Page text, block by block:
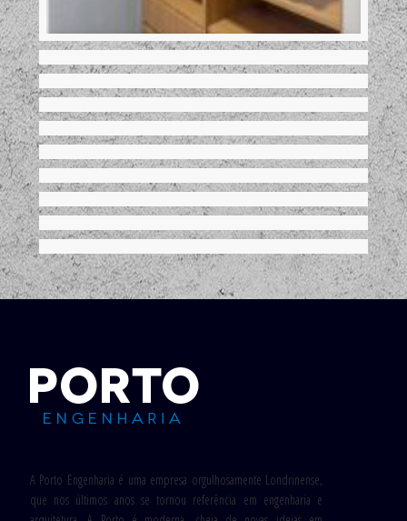
A Porto Engenharia é uma empresa orgulhosamente Londrinense,
que nos últimos anos se tornou referência em engenharia e